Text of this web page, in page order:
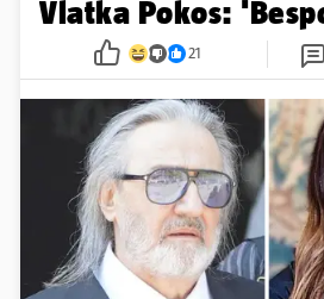
Vlatka Pokos:
21